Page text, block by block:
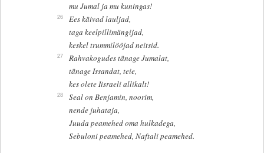
mu Jumal ja mu kuningas!
26
Ees käivad lauljad,
taga keelpillimängijad,
keskel trummilööjad neitsid.
27
Rahvakogudes tänage Jumalat,
tänage Issandat, teie,
kes olete Iisraeli allikalt!
28
Seal on Benjamin, noorim,
nende juhataja,
Juuda peamehed oma hulkadega,
Sebuloni peamehed, Naftali peamehed.